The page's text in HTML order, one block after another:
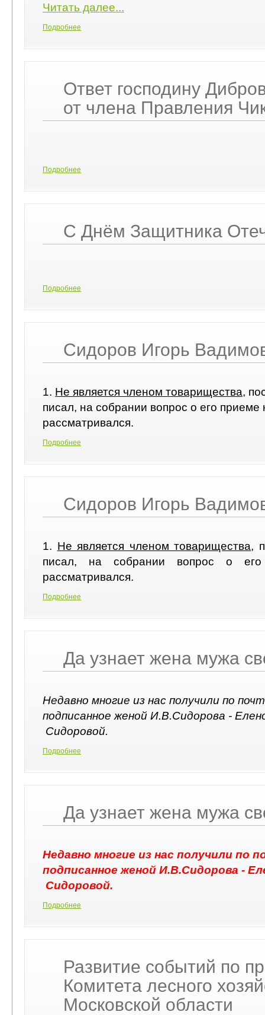
Читать далее...
Подробнее
Ответ господину
от члена Правления
Подробнее
С Днём Защитника
Подробнее
Сидоров Игорь
1. Не является членом товарищества,
писал, на собрании вопрос о его приеме
рассматривался.
Подробнее
Сидоров Игорь
1. Не является членом товарищества,
писал, на собрании вопрос о
рассматривался.
Подробнее
Да узнает жена мужа
Недавно многие из нас получили по
подписанное женой И.В.Сидорова -
Сидоровой.
Подробнее
Да узнает жена мужа
Недавно многие из нас получили по
подписанное женой И.В.Сидорова -
Сидоровой.
Подробнее
Развитие событий по
Комитета лесного
Московской области